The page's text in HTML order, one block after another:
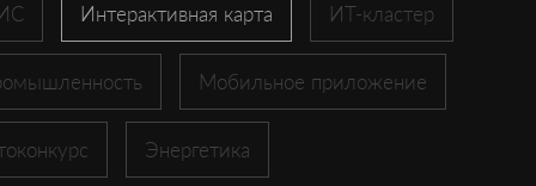
Интерактивная карта ИТ-кластер
Мобильное приложение
Энергетика